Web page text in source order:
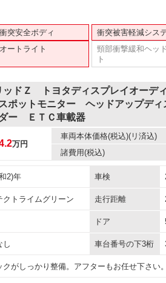
衝突安全ボディ 衝突被害軽減シス
オートライト
頸部衝撃緩和ヘッ
ト
ッドＺ トヨタディスプレイオー
ポットモニター ヘッドアップデ
ー ＥＴＣ車載器
万円
車両本体価格(税込)(リ済込)
諸費用(税込)
2)年 車検
クトライムグリーン 走行距離
ドア
し 車台番号の下3桁
クがしっかり整備。アフターもお任せ下さい。